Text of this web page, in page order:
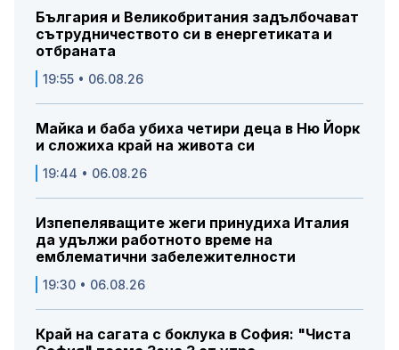
България и Великобритания задълбочават
сътрудничеството си в енергетиката и
отбраната
19:55 • 06.08.26
Майка и баба убиха четири деца в Ню Йорк
и сложиха край на живота си
19:44 • 06.08.26
Изпепеляващите жеги принудиха Италия
да удължи работното време на
емблематични забележителности
19:30 • 06.08.26
Край на сагата с боклука в София: "Чиста